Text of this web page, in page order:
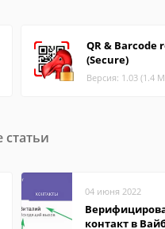
QR & Barcode
(Secure)
Версия: 1.03 (1.4
04 июня 2022
контакт в